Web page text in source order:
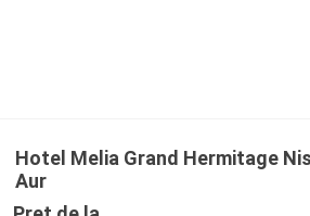
Hotel Melia Grand Hermitage
Aur